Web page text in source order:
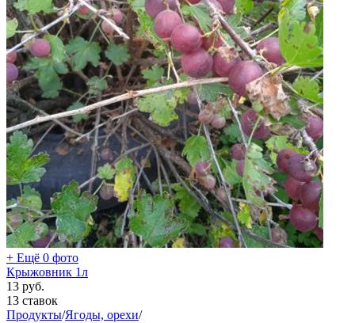
+ Ещё 0 фото
Крыжовник 1л
13 руб.
13 ставок
Продукты/Ягоды, орехи/